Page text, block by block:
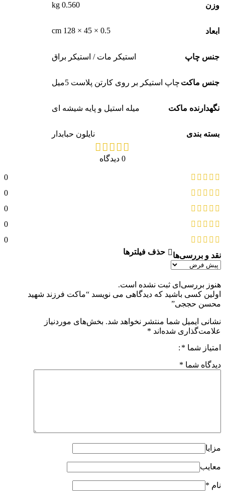
وزن
0.560 kg
ابعاد 0.5 × 45 × 128 cm
جنس چاپ استیکر مات / استیکر براق
جنس ماکت چاپ استیکر بر روی کارتن پلاست 5میل
نگهدارنده ماکت میله استیل و پایه شیشه ای
بسته بندی نایلون حبابدار
0 دیدگاه
0
0
0
0
0
نقد و بررسی‌ها
حذف فیلترها
هنوز بررسی‌ای ثبت نشده است.
اولین کسی باشید که دیدگاهی می نویسد “ماکت فرزند شهید
محسن حججی”
نشانی ایمیل شما منتشر نخواهد شد. بخش‌های موردنیاز
علامت‌گذاری شده‌اند *
امتیاز شما *
دیدگاه شما *
مزایا
معایب
نام *